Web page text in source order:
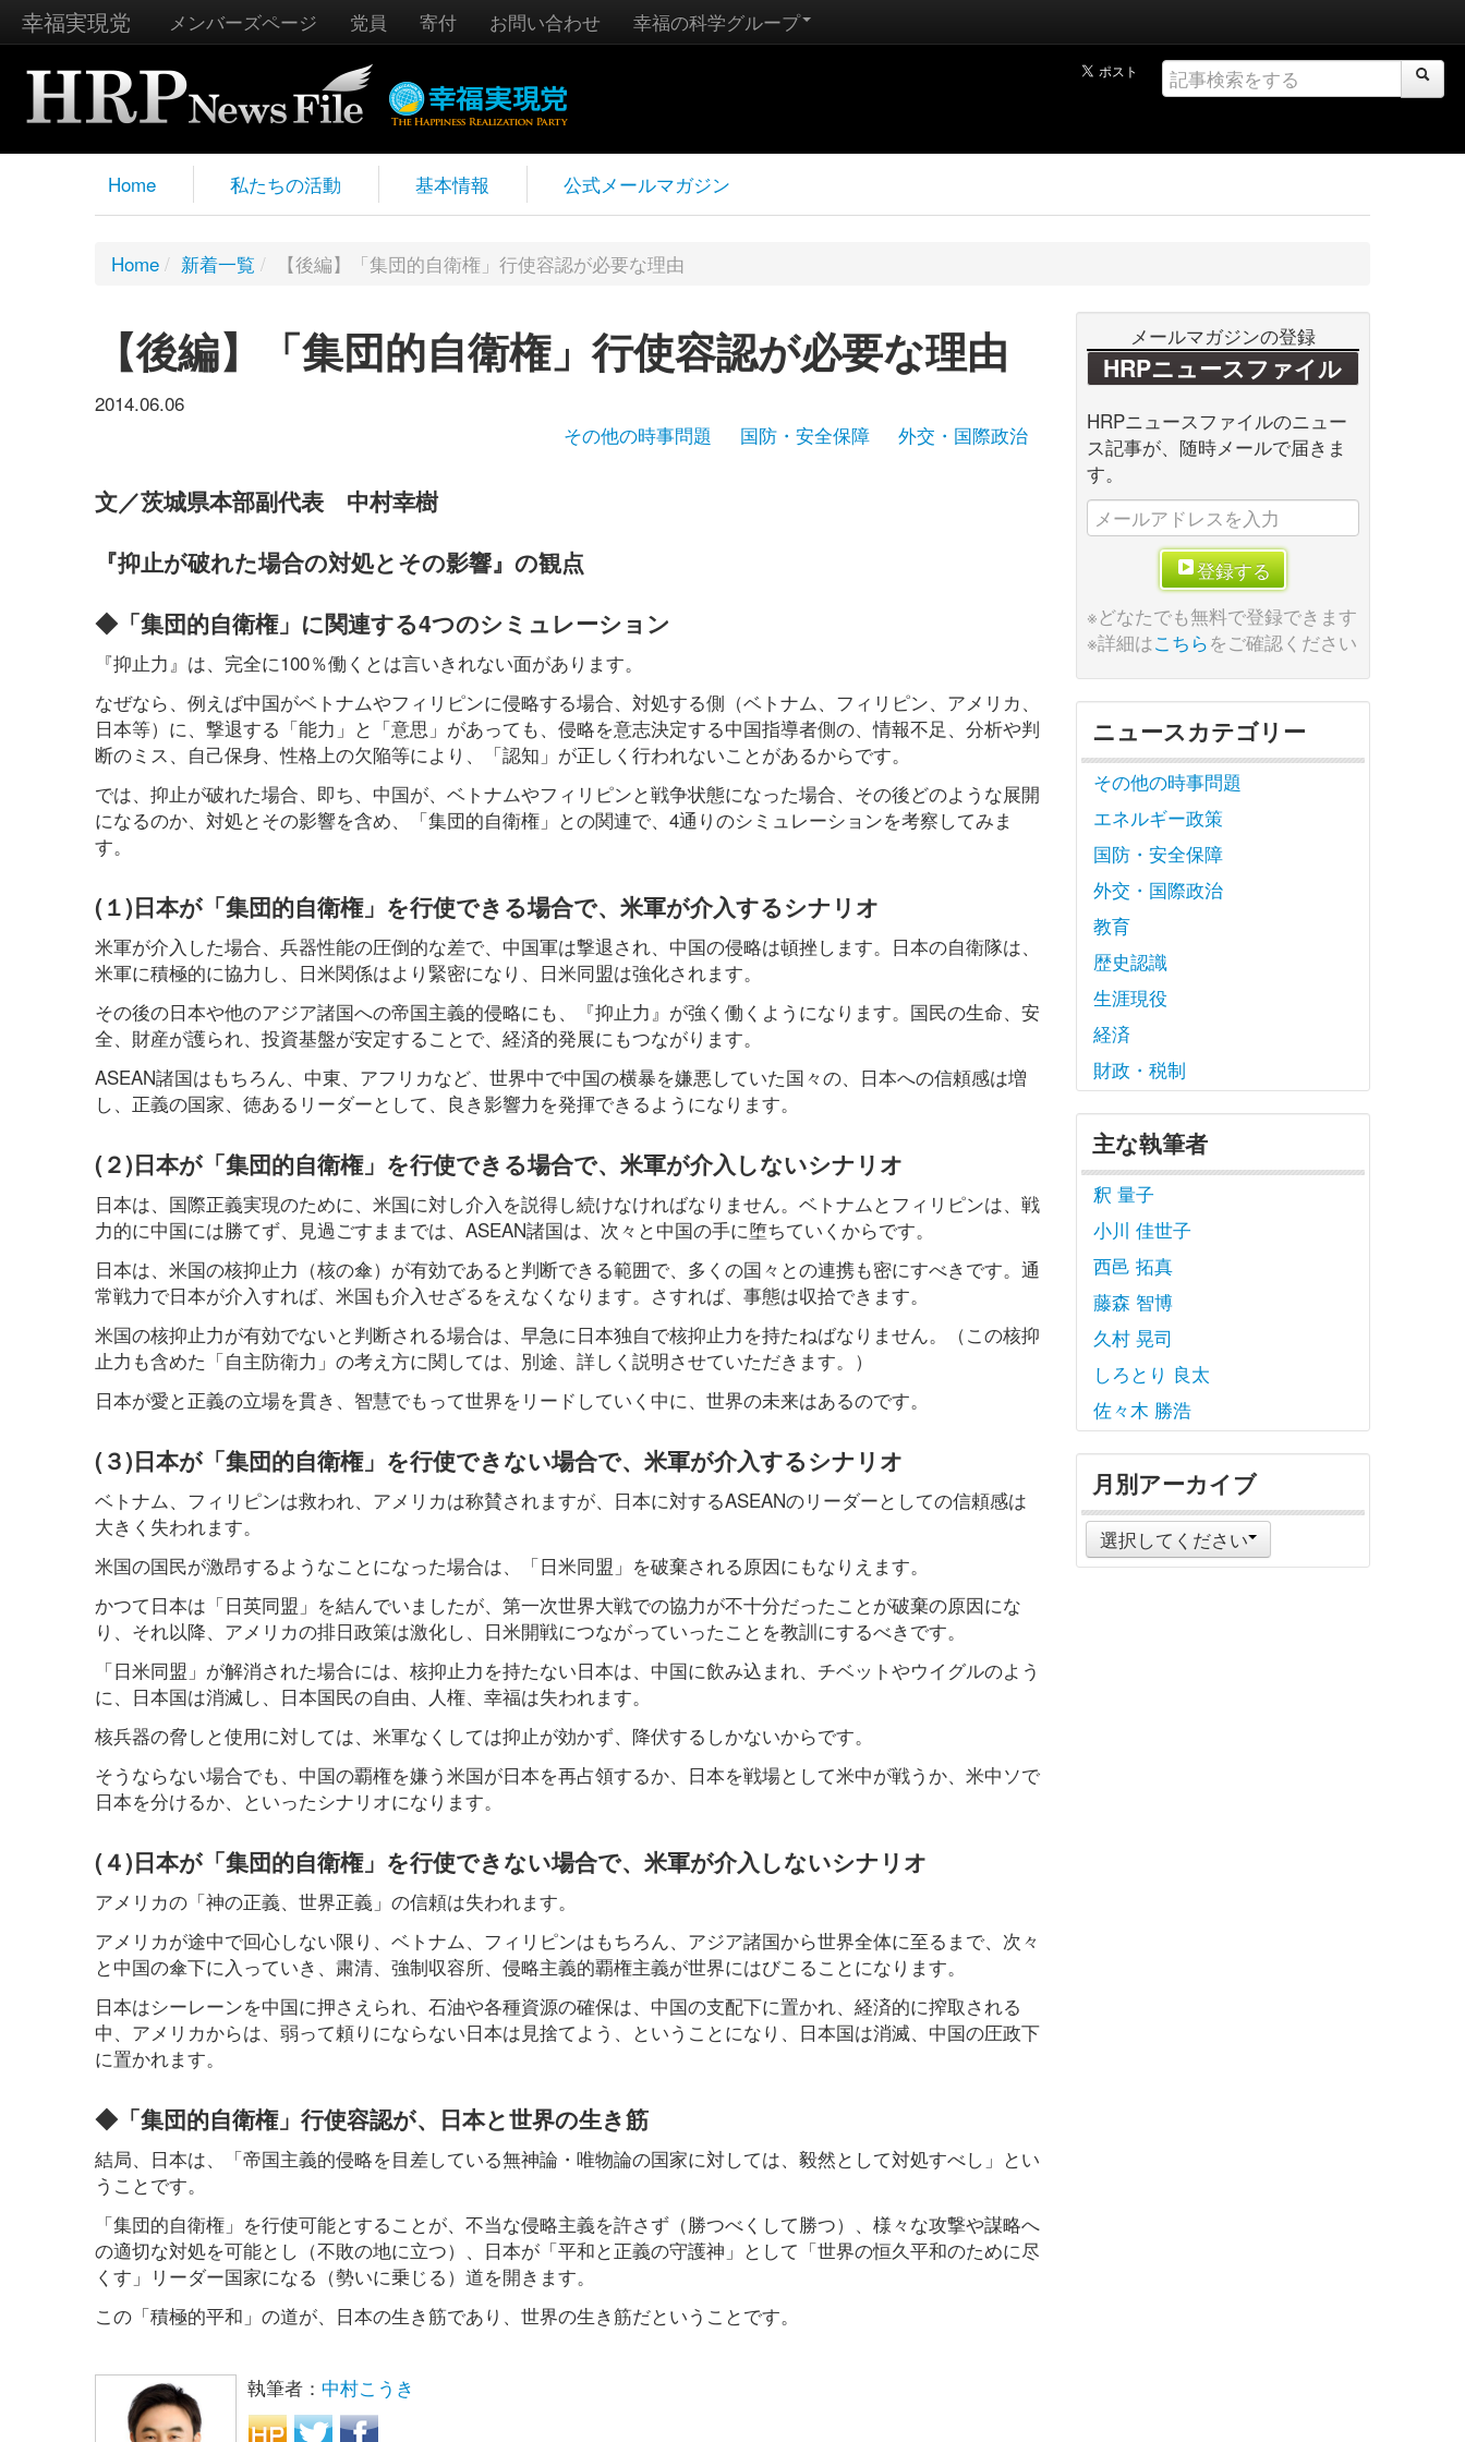
幸福実現党 メンバーズページ 党員 寄付 お問い合わせ 幸福の科学グループ
Home 私たちの活動 基本情報 公式メールマガジン
Home / 新着一覧 / 【後編】「集団的自衛権」行使容認が必要な理由
【後編】「集団的自衛権」行使容認が必要な理由
2014.06.06
その他の時事問題
国防・安全保障 外交・国際政治
文／茨城県本部副代表 中村幸樹
『抑止が破れた場合の対処とその影響』の観点
◆「集団的自衛権」に関連する4つのシミュレーション
『抑止力』は、完全に100％働くとは言いきれない面があります。
なぜなら、例えば中国がベトナムやフィリピンに侵略する場合、対処する側（ベトナム、フィリピン、アメリカ、
日本等）に、撃退する「能力」と「意思」があっても、侵略を意志決定する中国指導者側の、情報不足、分析や判
断のミス、自己保身、性格上の欠陥等により、「認知」が正しく行われないことがあるからです。
では、抑止が破れた場合、即ち、中国が、ベトナムやフィリピンと戦争状態になった場合、その後どのような展開
になるのか、対処とその影響を含め、「集団的自衛権」との関連で、4通りのシミュレーションを考察してみま
す。
(１)日本が「集団的自衛権」を行使できる場合で、米軍が介入するシナリオ
米軍が介入した場合、兵器性能の圧倒的な差で、中国軍は撃退され、中国の侵略は頓挫します。日本の自衛隊は、
米軍に積極的に協力し、日米関係はより緊密になり、日米同盟は強化されます。
その後の日本や他のアジア諸国への帝国主義的侵略にも、『抑止力』が強く働くようになります。国民の生命、安
全、財産が護られ、投資基盤が安定することで、経済的発展にもつながります。
ASEAN諸国はもちろん、中東、アフリカなど、世界中で中国の横暴を嫌悪していた国々の、日本への信頼感は増
し、正義の国家、徳あるリーダーとして、良き影響力を発揮できるようになります。
(２)日本が「集団的自衛権」を行使できる場合で、米軍が介入しないシナリオ
日本は、国際正義実現のために、米国に対し介入を説得し続けなければなりません。ベトナムとフィリピンは、戦
力的に中国には勝てず、見過ごすままでは、ASEAN諸国は、次々と中国の手に堕ちていくからです。
日本は、米国の核抑止力（核の傘）が有効であると判断できる範囲で、多くの国々との連携も密にすべきです。通
常戦力で日本が介入すれば、米国も介入せざるをえなくなります。さすれば、事態は収拾できます。
米国の核抑止力が有効でないと判断される場合は、早急に日本独自で核抑止力を持たねばなりません。（この核抑
止力も含めた「自主防衛力」の考え方に関しては、別途、詳しく説明させていただきます。）
日本が愛と正義の立場を貫き、智慧でもって世界をリードしていく中に、世界の未来はあるのです。
(３)日本が「集団的自衛権」を行使できない場合で、米軍が介入するシナリオ
ベトナム、フィリピンは救われ、アメリカは称賛されますが、日本に対するASEANのリーダーとしての信頼感は
大きく失われます。
米国の国民が激昂するようなことになった場合は、「日米同盟」を破棄される原因にもなりえます。
かつて日本は「日英同盟」を結んでいましたが、第一次世界大戦での協力が不十分だったことが破棄の原因にな
り、それ以降、アメリカの排日政策は激化し、日米開戦につながっていったことを教訓にするべきです。
「日米同盟」が解消された場合には、核抑止力を持たない日本は、中国に飲み込まれ、チベットやウイグルのよう
に、日本国は消滅し、日本国民の自由、人権、幸福は失われます。
核兵器の脅しと使用に対しては、米軍なくしては抑止が効かず、降伏するしかないからです。
そうならない場合でも、中国の覇権を嫌う米国が日本を再占領するか、日本を戦場として米中が戦うか、米中ソで
日本を分けるか、といったシナリオになります。
(４)日本が「集団的自衛権」を行使できない場合で、米軍が介入しないシナリオ
アメリカの「神の正義、世界正義」の信頼は失われます。
アメリカが途中で回心しない限り、ベトナム、フィリピンはもちろん、アジア諸国から世界全体に至るまで、次々
と中国の傘下に入っていき、粛清、強制収容所、侵略主義的覇権主義が世界にはびこることになります。
日本はシーレーンを中国に押さえられ、石油や各種資源の確保は、中国の支配下に置かれ、経済的に搾取される
中、アメリカからは、弱って頼りにならない日本は見捨てよう、ということになり、日本国は消滅、中国の圧政下
に置かれます。
◆「集団的自衛権」行使容認が、日本と世界の生き筋
結局、日本は、「帝国主義的侵略を目差している無神論・唯物論の国家に対しては、毅然として対処すべし」とい
うことです。
「集団的自衛権」を行使可能とすることが、不当な侵略主義を許さず（勝つべくして勝つ）、様々な攻撃や謀略へ
の適切な対処を可能とし（不敗の地に立つ）、日本が「平和と正義の守護神」として「世界の恒久平和のために尽
くす」リーダー国家になる（勢いに乗じる）道を開きます。
この「積極的平和」の道が、日本の生き筋であり、世界の生き筋だということです。
執筆者： 中村こうき
メールマガジンの登録
HRPニュースファイル
HRPニュースファイルのニュー
ス記事が、随時メールで届きま
す。
登録する
※どなたでも無料で登録できます
※詳細はこちらをご確認ください
ニュースカテゴリー
その他の時事問題
エネルギー政策
国防・安全保障
外交・国際政治
教育
歴史認識
生涯現役
経済
財政・税制
主な執筆者
釈 量子
小川 佳世子
西邑 拓真
藤森 智博
久村 晃司
しろとり 良太
佐々木 勝浩
月別アーカイブ
選択してください